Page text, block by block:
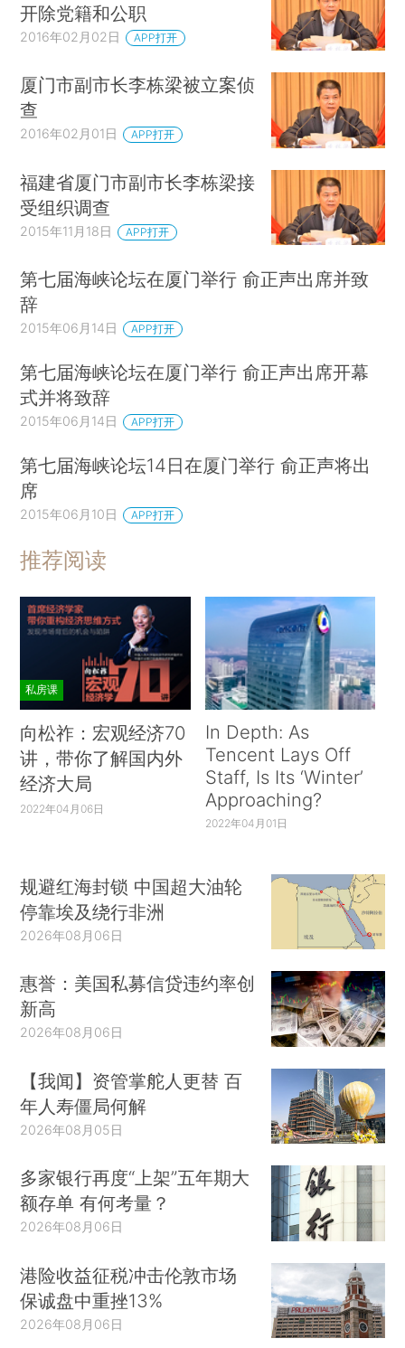
开除党籍和公职
2016年02月02日 APP打开
厦门市副市长李栋梁被立案侦
查
2016年02月01日 APP打开
福建省厦门市副市长李栋梁接
受组织调查
2015年11月18日 APP打开
第七届海峡论坛在厦门举行 俞正声出席并致
辞
2015年06月14日 APP打开
第七届海峡论坛在厦门举行 俞正声出席开幕
式并将致辞
2015年06月14日 APP打开
第七届海峡论坛14日在厦门举行 俞正声将出
席
2015年06月10日 APP打开
推荐阅读
私房课
向松祚：宏观经济70
讲，带你了解国内外
经济大局
2022年04月06日
In Depth: As
Tencent Lays Off
Staff, Is Its ‘Winter’
Approaching?
2022年04月01日
规避红海封锁 中国超大油轮
停靠埃及绕行非洲
2026年08月06日
惠誉：美国私募信贷违约率创
新高
2026年08月06日
【我闻】资管掌舵人更替 百
年人寿僵局何解
2026年08月05日
多家银行再度“上架”五年期大
额存单 有何考量？
2026年08月06日
港险收益征税冲击伦敦市场
保诚盘中重挫13%
2026年08月06日